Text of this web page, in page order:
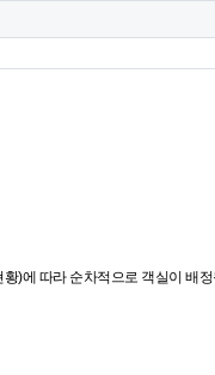
)에 따라 순차적으로 객실이 배